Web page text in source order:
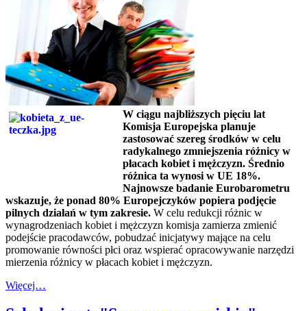
W ciągu najbliższych pięciu lat
Komisja Europejska planuje
zastosować szereg środków w celu
radykalnego zmniejszenia różnicy w
płacach kobiet i mężczyzn. Średnio
różnica ta wynosi w UE 18%.
Najnowsze badanie Eurobarometru
wskazuje, że ponad 80% Europejczyków popiera podjęcie
pilnych działań w tym zakresie. W celu redukcji różnic w
wynagrodzeniach kobiet i mężczyzn komisja zamierza zmienić
podejście pracodawców, pobudzać inicjatywy mające na celu
promowanie równości płci oraz wspierać opracowywanie narzędzi
mierzenia różnicy w płacach kobiet i mężczyzn.
Więcej…